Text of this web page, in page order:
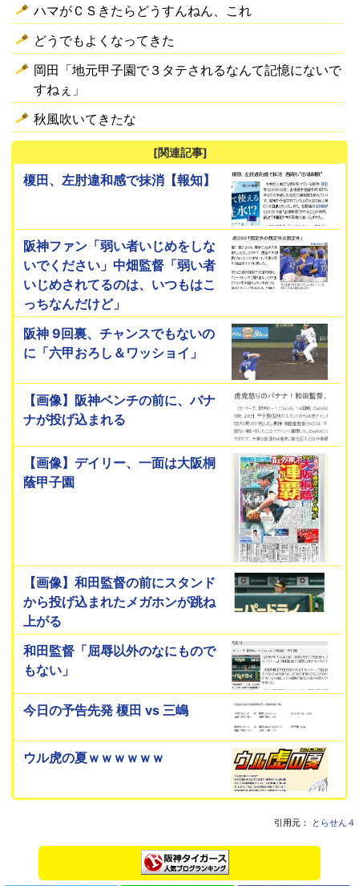
ハマがＣＳきたらどうすんねん、これ
どうでもよくなってきた
岡田「地元甲子園で３タテされるなんて記憶にないで
すねぇ」
秋風吹いてきたな
[関連記事]
榎田、左肘違和感で抹消【報知】
阪神ファン「弱い者いじめをしな
いでください」中畑監督「弱い者
いじめされてるのは、いつもはこ
っちなんだけど」
阪神 9回裏、チャンスでもないの
に「六甲おろし＆ワッショイ」
【画像】阪神ベンチの前に、バナ
ナが投げ込まれる
【画像】デイリー、一面は大阪桐
蔭甲子園
【画像】和田監督の前にスタンド
から投げ込まれたメガホンが跳ね
上がる
和田監督「屈辱以外のなにもので
もない」
今日の予告先発 榎田 vs 三嶋
ウル虎の夏ｗｗｗｗｗｗ
引用元： とらせん４